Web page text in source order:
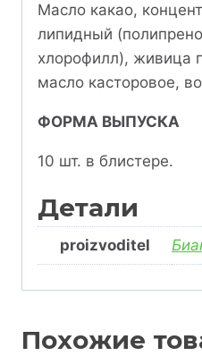
Масло какао,
липидный
хлорофилл), живица
масло касторовое,
ФОРМА ВЫПУСКА
10 шт. в блистере.
Детали
proizvoditel
Похожие